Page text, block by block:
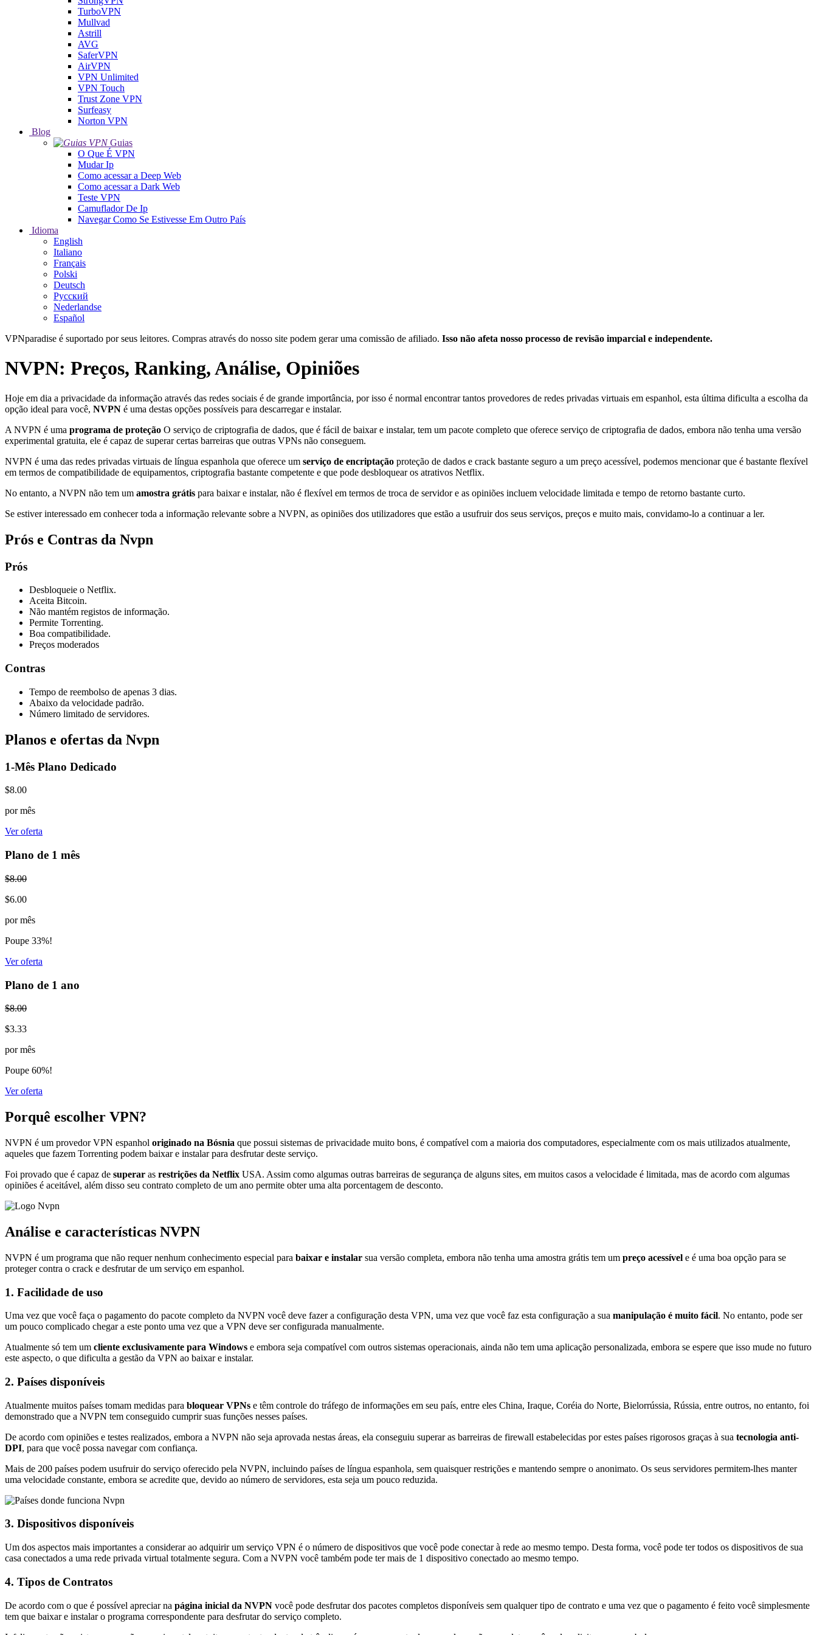
TurboVPN
Mullvad
Astrill
AVG
SaferVPN
AirVPN
VPN Unlimited
VPN Touch
Trust Zone VPN
Surfeasy
Norton VPN
Blog
Guias
O Que É VPN
Mudar Ip
Como acessar a Deep Web
Como acessar a Dark Web
Teste VPN
Camuflador De Ip
Navegar Como Se Estivesse Em Outro País
Idioma
English
Italiano
Français
Polski
Deutsch
Русский
Nederlandse
Español
VPNparadise é suportado por seus leitores. Compras através do nosso site podem gerar uma comissão de afiliado. Isso não afeta nosso processo de revisão imparcial e independente.
NVPN: Preços, Ranking, Análise, Opiniões
Hoje em dia a privacidade da informação através das redes sociais é de grande importância, por isso é normal encontrar tantos provedores de redes privadas virtuais em espanhol, esta última dificulta a escolha da
opção ideal para você, NVPN é uma destas opções possíveis para descarregar e instalar.
A NVPN é uma programa de proteção O serviço de criptografia de dados, que é fácil de baixar e instalar, tem um pacote completo que oferece serviço de criptografia de dados, embora não tenha uma versão
experimental gratuita, ele é capaz de superar certas barreiras que outras VPNs não conseguem.
NVPN é uma das redes privadas virtuais de língua espanhola que oferece um serviço de encriptação proteção de dados e crack bastante seguro a um preço acessível, podemos mencionar que é bastante flexível
em termos de compatibilidade de equipamentos, criptografia bastante competente e que pode desbloquear os atrativos Netflix.
No entanto, a NVPN não tem um amostra grátis para baixar e instalar, não é flexível em termos de troca de servidor e as opiniões incluem velocidade limitada e tempo de retorno bastante curto.
Se estiver interessado em conhecer toda a informação relevante sobre a NVPN, as opiniões dos utilizadores que estão a usufruir dos seus serviços, preços e muito mais, convidamo-lo a continuar a ler.
Prós e Contras da Nvpn
Prós
Desbloqueie o Netflix.
Aceita Bitcoin.
Não mantém registos de informação.
Permite Torrenting.
Boa compatibilidade.
Preços moderados
Contras
Tempo de reembolso de apenas 3 dias.
Abaixo da velocidade padrão.
Número limitado de servidores.
Planos e ofertas da Nvpn
1-Mês Plano Dedicado
$8.00
por mês
Ver oferta
Plano de 1 mês
$8.00
$6.00
por mês
Poupe 33%!
Ver oferta
Plano de 1 ano
$8.00
$3.33
por mês
Poupe 60%!
Ver oferta
Porquê escolher VPN?
NVPN é um provedor VPN espanhol originado na Bósnia que possui sistemas de privacidade muito bons, é compatível com a maioria dos computadores, especialmente com os mais utilizados atualmente,
aqueles que fazem Torrenting podem baixar e instalar para desfrutar deste serviço.
Foi provado que é capaz de superar as restrições da Netflix USA. Assim como algumas outras barreiras de segurança de alguns sites, em muitos casos a velocidade é limitada, mas de acordo com algumas
opiniões é aceitável, além disso seu contrato completo de um ano permite obter uma alta porcentagem de desconto.
Análise e características NVPN
NVPN é um programa que não requer nenhum conhecimento especial para baixar e instalar sua versão completa, embora não tenha uma amostra grátis tem um preço acessível e é uma boa opção para se
proteger contra o crack e desfrutar de um serviço em espanhol.
1. Facilidade de uso
Uma vez que você faça o pagamento do pacote completo da NVPN você deve fazer a configuração desta VPN, uma vez que você faz esta configuração a sua manipulação é muito fácil. No entanto, pode ser
um pouco complicado chegar a este ponto uma vez que a VPN deve ser configurada manualmente.
Atualmente só tem um cliente exclusivamente para Windows e embora seja compatível com outros sistemas operacionais, ainda não tem uma aplicação personalizada, embora se espere que isso mude no futuro
este aspecto, o que dificulta a gestão da VPN ao baixar e instalar.
2. Países disponíveis
Atualmente muitos países tomam medidas para bloquear VPNs e têm controle do tráfego de informações em seu país, entre eles China, Iraque, Coréia do Norte, Bielorrússia, Rússia, entre outros, no entanto, foi
demonstrado que a NVPN tem conseguido cumprir suas funções nesses países.
De acordo com opiniões e testes realizados, embora a NVPN não seja aprovada nestas áreas, ela conseguiu superar as barreiras de firewall estabelecidas por estes países rigorosos graças à sua tecnologia anti-
DPI, para que você possa navegar com confiança.
Mais de 200 países podem usufruir do serviço oferecido pela NVPN, incluindo países de língua espanhola, sem quaisquer restrições e mantendo sempre o anonimato. Os seus servidores permitem-lhes manter
uma velocidade constante, embora se acredite que, devido ao número de servidores, esta seja um pouco reduzida.
3. Dispositivos disponíveis
Um dos aspectos mais importantes a considerar ao adquirir um serviço VPN é o número de dispositivos que você pode conectar à rede ao mesmo tempo. Desta forma, você pode ter todos os dispositivos de sua
casa conectados a uma rede privada virtual totalmente segura. Com a NVPN você também pode ter mais de 1 dispositivo conectado ao mesmo tempo.
4. Tipos de Contratos
De acordo com o que é possível apreciar na página inicial da NVPN você pode desfrutar dos pacotes completos disponíveis sem qualquer tipo de contrato e uma vez que o pagamento é feito você simplesmente
tem que baixar e instalar o programa correspondente para desfrutar do serviço completo.